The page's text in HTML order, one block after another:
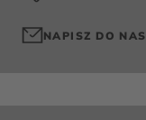
NAPISZ DO NAS